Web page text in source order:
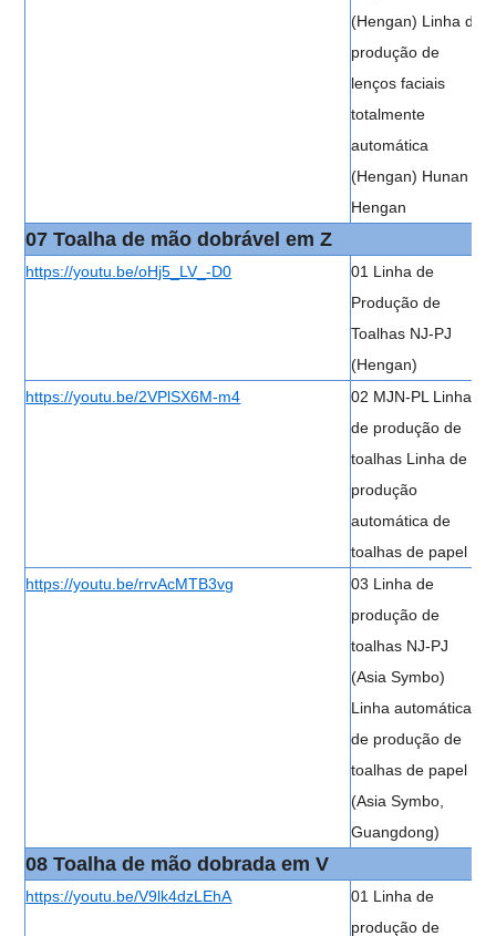
(Hengan) Linha de
produção de
lenços faciais
totalmente
automática
(Hengan) Hunan
Hengan
07 Toalha de mão dobrável em Z
https://youtu.be/oHj5_LV_-D0
01 Linha de
Produção de
Toalhas NJ-PJ
(Hengan)
https://youtu.be/2VPlSX6M-m4
02 MJN-PL Linha
de produção de
toalhas Linha de
produção
automática de
toalhas de papel
https://youtu.be/rrvAcMTB3vg
03 Linha de
produção de
toalhas NJ-PJ
(Asia Symbo)
Linha automática
de produção de
toalhas de papel
(Asia Symbo,
Guangdong)
08 Toalha de mão dobrada em V
https://youtu.be/V9lk4dzLEhA
01 Linha de
produção de